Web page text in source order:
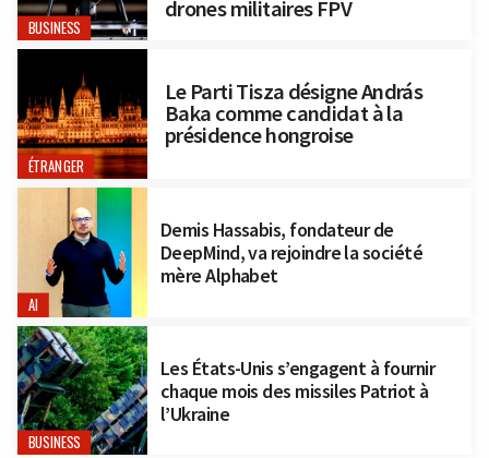
BUSINESS
drones militaires FPV
ÉTRANGER
Le Parti Tisza désigne András
Baka comme candidat à la
présidence hongroise
AI
Demis Hassabis, fondateur de
DeepMind, va rejoindre la société
mère Alphabet
BUSINESS
Les États-Unis s’engagent à fournir
chaque mois des missiles Patriot à
l’Ukraine